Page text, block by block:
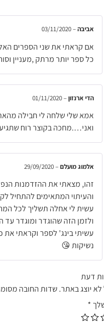
אביבה–
03/11/2020
אם קראתי את שני הספרים
כל ספר יותר מרתק ,מעניין
הדי ארנזון–
01/11/2020
אמא שלי שלחה לי חבילה
ואני….מחכה בקוצר רוח
אלמוג מועלם–
29/09/2020
זהו, מצאתי את ההזדמנות
והעיתוי המתאימים להתחיל
עשית לי אחלה תשליך לכל
ולזמן הזה שהוגדר ומוגדר עד
עשיתי בינג' לספר וקראתי את
נשיקות 😘
דעת
לא יוצג באתר.שדות החובה
*